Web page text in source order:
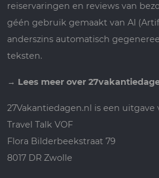
reiservaringen en reviews van
géén gebruik gemaakt van AI
anderszins automatisch
teksten.
→ Lees meer over
27Vakantiedagen.nl is een uitgave
Travel Talk VOF
Flora Bilderbeekstraat 79
8017 DR Zwolle